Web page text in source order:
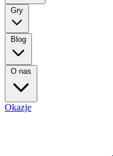
Gry
Blog
O nas
Okazje